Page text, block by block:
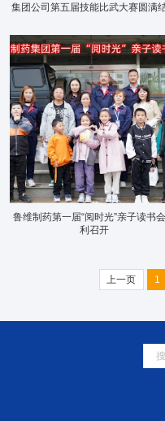
集团公司第五届技能比武大赛圆满
鲁维制药第一届“阅时光”亲子读书
利召开
上一页 1